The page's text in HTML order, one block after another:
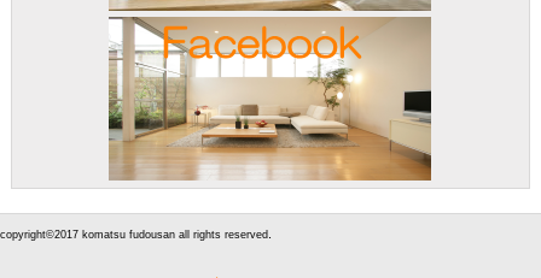
copyright©2017 komatsu fudousan all rights reserved